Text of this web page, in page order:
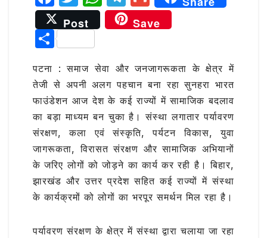
a
c
e
b
o
o
k
w
it
te
r
h
at
A
p
p
el
e
ra
m
m
ai
Post
Save
S
ar
e
पटना : समाज सेवा और जनजागरूकता के क्षेत्र में
तेजी से अपनी अलग पहचान बना रहा सुनहरा भारत
फाउंडेशन आज देश के कई राज्यों में सामाजिक बदलाव
का बड़ा माध्यम बन चुका है। संस्था लगातार पर्यावरण
संरक्षण, कला एवं संस्कृति, पर्यटन विकास, युवा
जागरूकता, विरासत संरक्षण और सामाजिक अभियानों
के जरिए लोगों को जोड़ने का कार्य कर रही है। बिहार,
झारखंड और उत्तर प्रदेश सहित कई राज्यों में संस्था
के कार्यक्रमों को लोगों का भरपूर समर्थन मिल रहा है।
पर्यावरण संरक्षण के क्षेत्र में संस्था द्वारा चलाया जा रहा